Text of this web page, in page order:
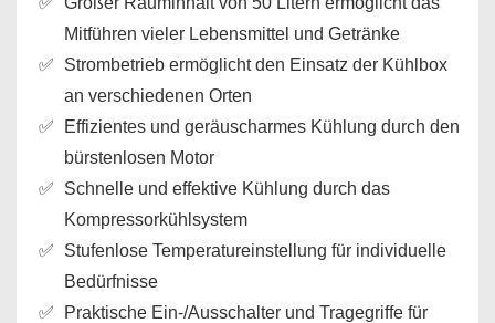
Mitführen vieler Lebensmittel und Getränke
Strombetrieb ermöglicht den Einsatz der Kühlbox
an verschiedenen Orten
Effizientes und geräuscharmes Kühlung durch den
bürstenlosen Motor
Schnelle und effektive Kühlung durch das
Kompressorkühlsystem
Stufenlose Temperatureinstellung für individuelle
Bedürfnisse
Praktische Ein-/Ausschalter und Tragegriffe für